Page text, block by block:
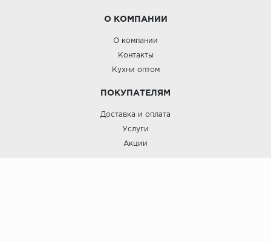
О КОМПАНИИ
О компании
Контакты
Кухни оптом
ПОКУПАТЕЛЯМ
Доставка и оплата
Услуги
Акции